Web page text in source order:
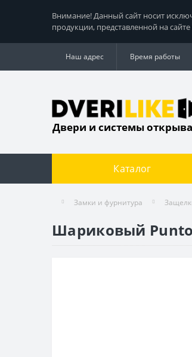
Внимание! Данный сайт носит
продукции, представленной на
Наш адрес Время работы
Двери и системы
Каталог
Замки и фурнитура
Шариковый Punto